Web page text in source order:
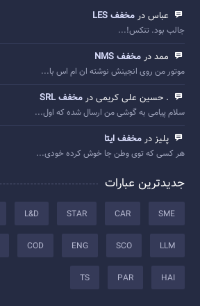
عباس در مخفف LES
جالب بود. تنکس!...
ممد در مخفف NMS
موتور من روی انجینش نوشته ان ام اس با...
. حسین علی کریمی در مخفف SRL
سلام پیامی به گوشی من ارسال شده که اول...
پلیز در مخفف ایتا
هر کسی که توی وطن جا خوش کرده خودی...
جدیدترین عبارات
SME
CAR
STAR
L&D
LLM
SCO
ENG
COD
HAI
PAR
TS